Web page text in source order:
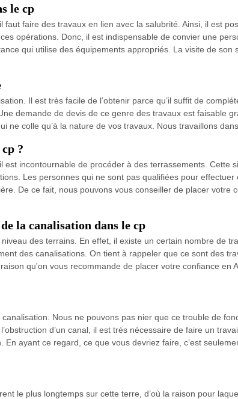
le cp
faire des travaux en lien avec la salubrité. Ainsi, il est
opérations. Donc, il est indispensable de convier une
qui utilise des équipements appropriés. La visite de son
Il est très facile de l’obtenir parce qu’il suffit de
demande de devis de ce genre des travaux est faisable
colle qu’à la nature de vos travaux. Nous travaillons
?
incontournable de procéder à des terrassements. Cette
Les personnes qui ne sont pas qualifiées pour
De ce fait, nous pouvons vous conseiller de placer votre
la canalisation dans le cp
des terrains. En effet, il existe un certain nombre de
des canalisations. On tient à rappeler que ce sont des
qu'on vous recommande de placer votre confiance en
Nous ne pouvons pas nier que ce trouble de
d’un canal, il est très nécessaire de faire un
ayant ce regard, ce que vous devriez faire, c’est
le plus longtemps sur cette terre, d’où la raison pour